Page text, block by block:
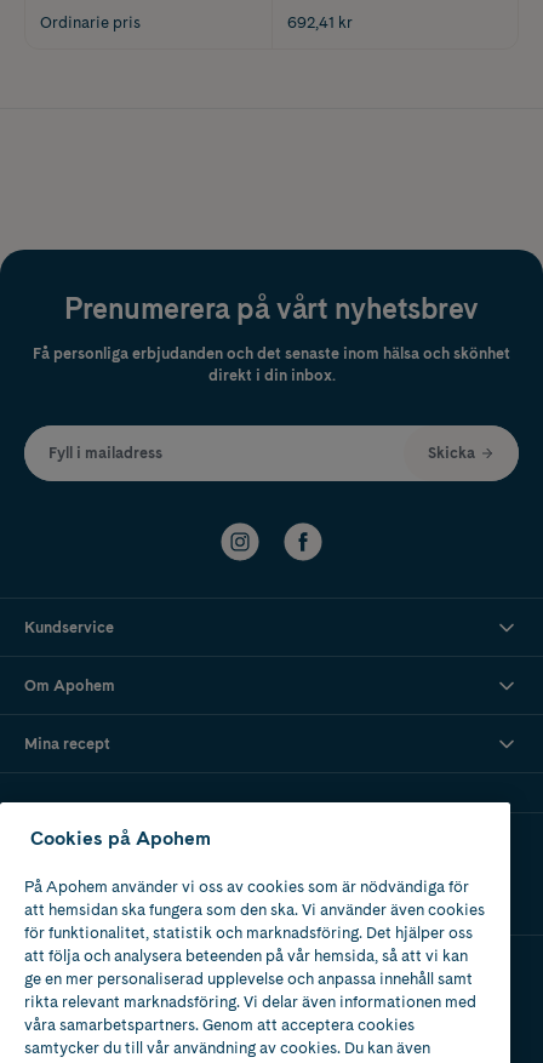
Ordinarie pris 692,41 kr
Prenumerera på vårt nyhetsbrev
Få personliga erbjudanden och det senaste inom hälsa och skönhet
direkt i din inbox.
Fyll i mailadress Skicka
Kundservice
Om Apohem
Mina recept
Ladda ner vår app
Apotek med tillstånd
av Läkemedelsverket
Cookies på Apohem
På Apohem använder vi oss av cookies som är nödvändiga för
att hemsidan ska fungera som den ska. Vi använder även cookies
för funktionalitet, statistik och marknadsföring. Det hjälper oss
att följa och analysera beteenden på vår hemsida, så att vi kan
ge en mer personaliserad upplevelse och anpassa innehåll samt
rikta relevant marknadsföring. Vi delar även informationen med
våra samarbetspartners. Genom att acceptera cookies
samtycker du till vår användning av cookies. Du kan även